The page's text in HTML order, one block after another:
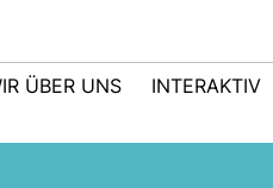
ÜBER UNS INTERAKTIV